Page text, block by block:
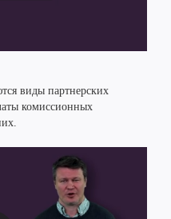
виды партнерских
комиссионных